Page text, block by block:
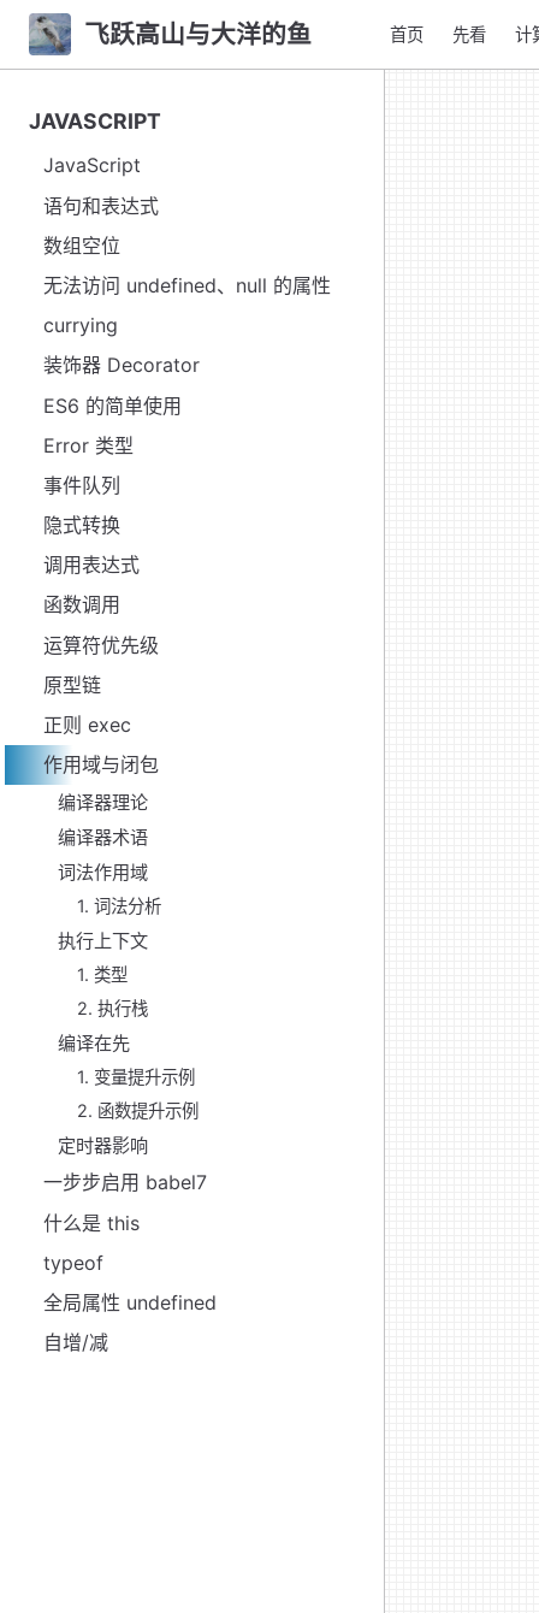
飞跃高山与大洋的鱼 首页 先看 计
JAVASCRIPT
JavaScript
语句和表达式
数组空位
无法访问 undefined、null 的属性
currying
装饰器 Decorator
ES6 的简单使用
Error 类型
事件队列
隐式转换
调用表达式
函数调用
运算符优先级
原型链
正则 exec
作用域与闭包
编译器理论
编译器术语
词法作用域
1. 词法分析
执行上下文
1. 类型
2. 执行栈
编译在先
1. 变量提升示例
2. 函数提升示例
定时器影响
一步步启用 babel7
什么是 this
typeof
全局属性 undefined
自增/减